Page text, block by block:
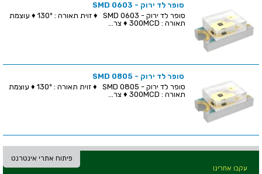
סופר לד ירוק - SMD 0603
סופר לד ירוק - SMD 0603 ♦ זוית תאורה : 130º ♦ עוצמת
תאורה : 300MCD ♦ צר...
סופר לד ירוק - SMD 0805
סופר לד ירוק - SMD 0805 ♦ זוית תאורה : 130º ♦ עוצמת
תאורה : 300MCD ♦ צר...
פיתוח אתרי אינטרנט
עקבו אחרינו